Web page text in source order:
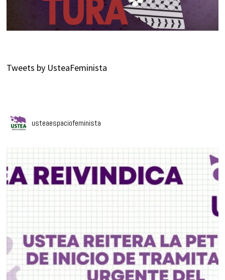
Tweets by UsteaFeminista
usteaespaciofeminista